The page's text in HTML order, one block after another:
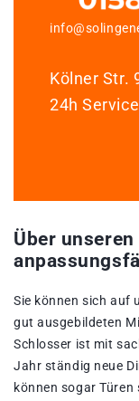
Kölner Str.
24h Service
Über
Sie können sich auf
gut ausgebildeten
Schlosser ist mit
Jahr ständig neue
können sogar